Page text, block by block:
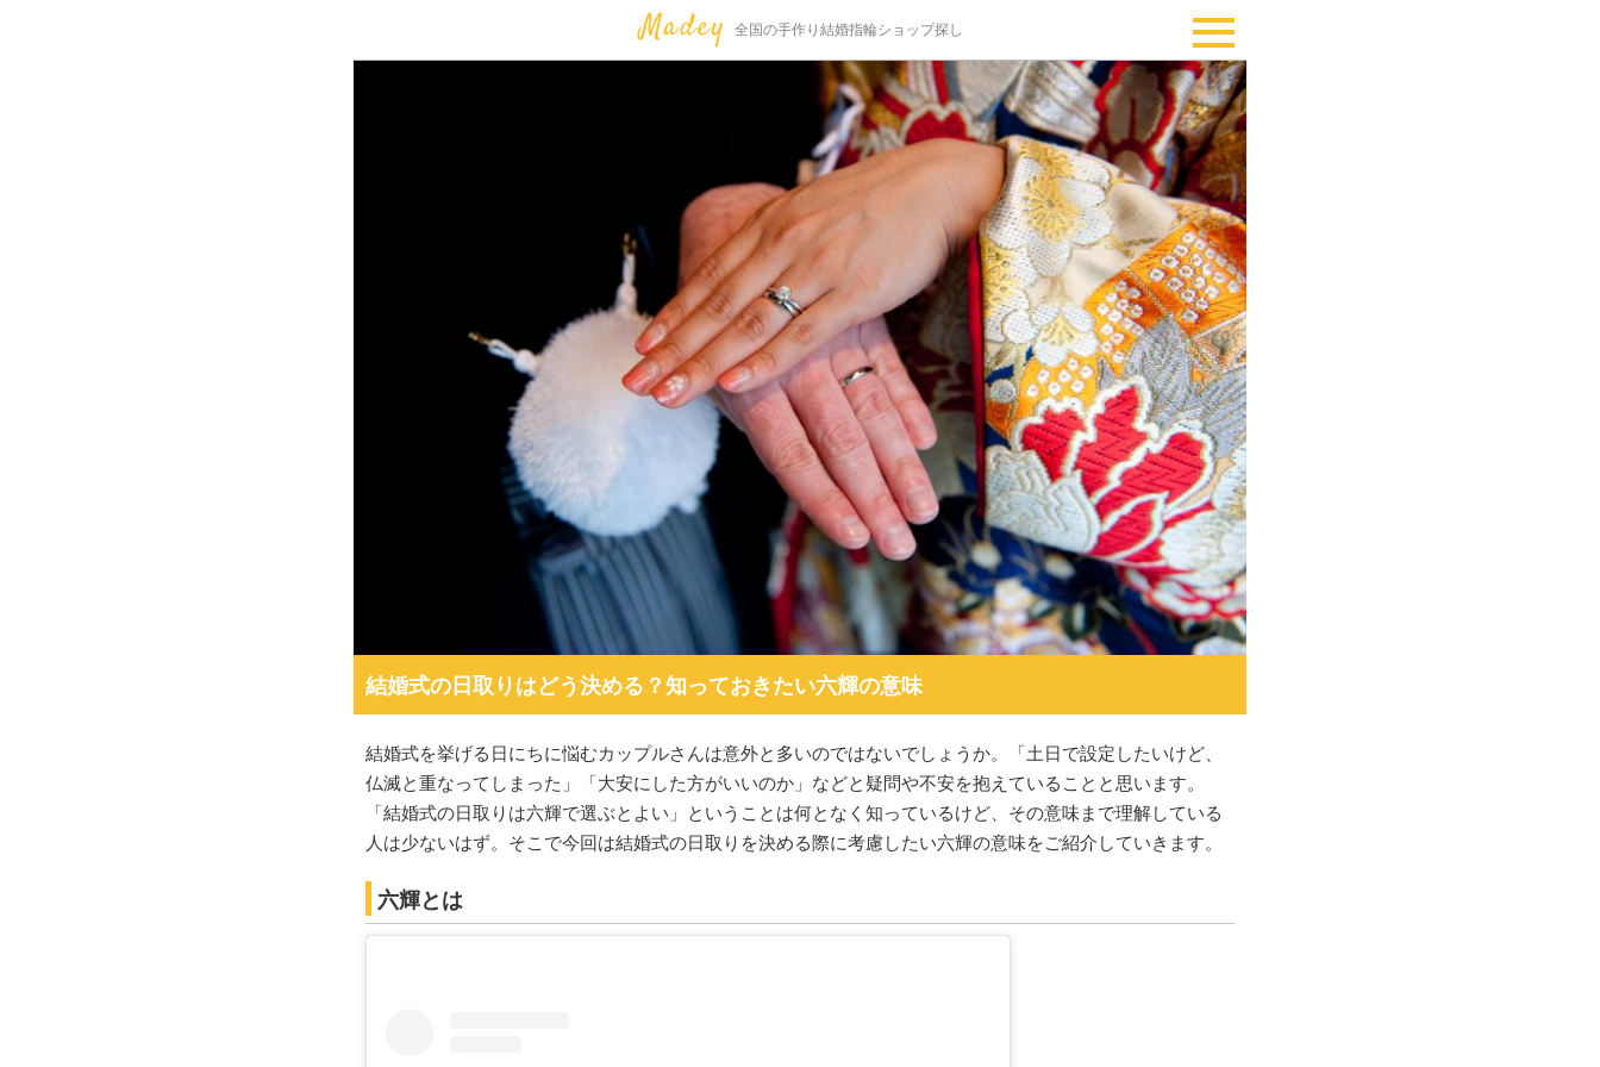
全国の手作り結婚指輪ショップ探し
結婚式の日取りはどう決める？知っておきたい六輝の意味
結婚式を挙げる日にちに悩むカップルさんは意外と多いのではないでしょうか。「土日で設定したいけど、
仏滅と重なってしまった」「大安にした方がいいのか」などと疑問や不安を抱えていることと思います。
「結婚式の日取りは六輝で選ぶとよい」ということは何となく知っているけど、その意味まで理解している
人は少ないはず。そこで今回は結婚式の日取りを決める際に考慮したい六輝の意味をご紹介していきます。
六輝とは